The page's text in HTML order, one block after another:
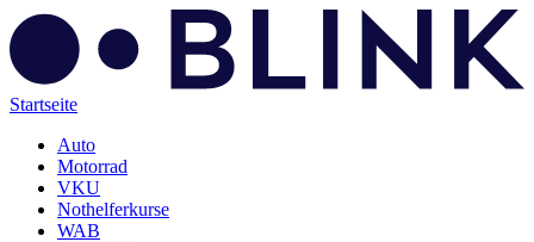
Startseite
Auto
Motorrad
VKU
Nothelferkurse
WAB